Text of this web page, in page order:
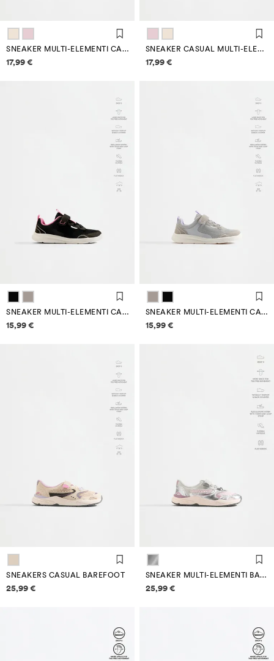
SNEAKER MULTI-ELEMENTI CASUAL
Informazioni sui prezzi
17,99 €
SNEAKER CASUAL MULTI-ELEMENTI
Informazioni sui prezzi
17,99 €
SNEAKER MULTI-ELEMENTI CASUAL BAREFOOT
Informazioni sui prezzi
15,99 €
SNEAKER MULTI-ELEMENTI CASUAL BAREFOOT
Informazioni sui prezzi
15,99 €
SNEAKERS CASUAL BAREFOOT
Informazioni sui prezzi
25,99 €
SNEAKER MULTI-ELEMENTI BAREFOOT
Informazioni sui prezzi
25,99 €